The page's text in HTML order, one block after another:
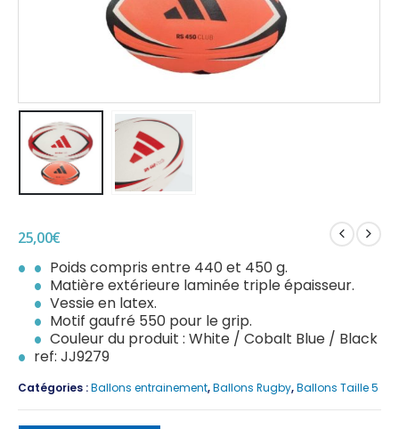
25,00€
Poids compris entre 440 et 450 g.
Matière extérieure laminée triple épaisseur.
Vessie en latex.
Motif gaufré 550 pour le grip.
Couleur du produit : White / Cobalt Blue / Black
ref: JJ9279
Catégories :Ballons entrainement,Ballons Rugby,Ballons Taille 5